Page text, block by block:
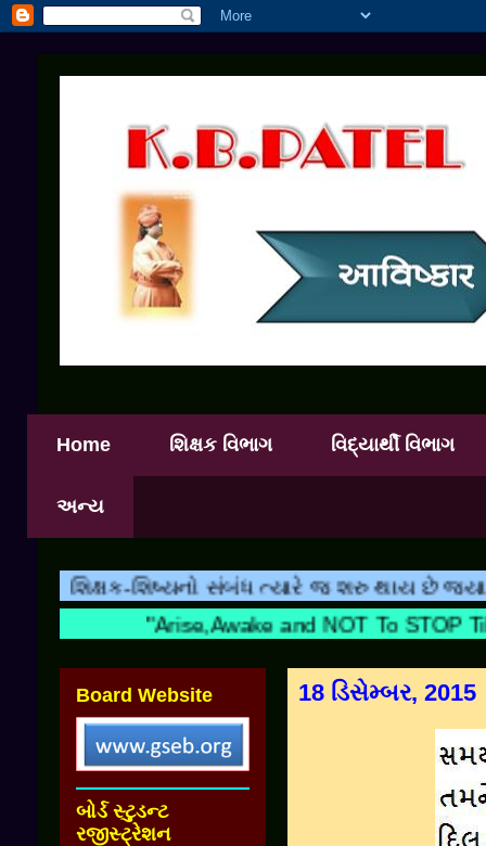
Home શિક્ષક વિભાગ વિદ્યાર્થી વિભાગ
અન્ય
શિષ્યનો સંબંધ ત્યારે જ શરુ થાય છે જ્યારે
"Arise,Awake and NOT To
18 ડિસેમ્બર, 2015
Board Website
બોર્ડ સ્ટુડન્ટ
રજીસ્ટ્રેશન